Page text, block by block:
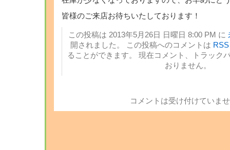
皆様のご来店お待ちいたしております！
この投稿は 2013年5月26日 日曜日 8:00 PM に
開されました。 この投稿へのコメントは
ることができます。 現在コメント、トラック
おりません。
コメントは受け付けていま